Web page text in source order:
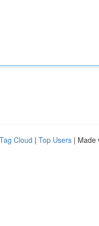
Tag Cloud | Top Users | Made